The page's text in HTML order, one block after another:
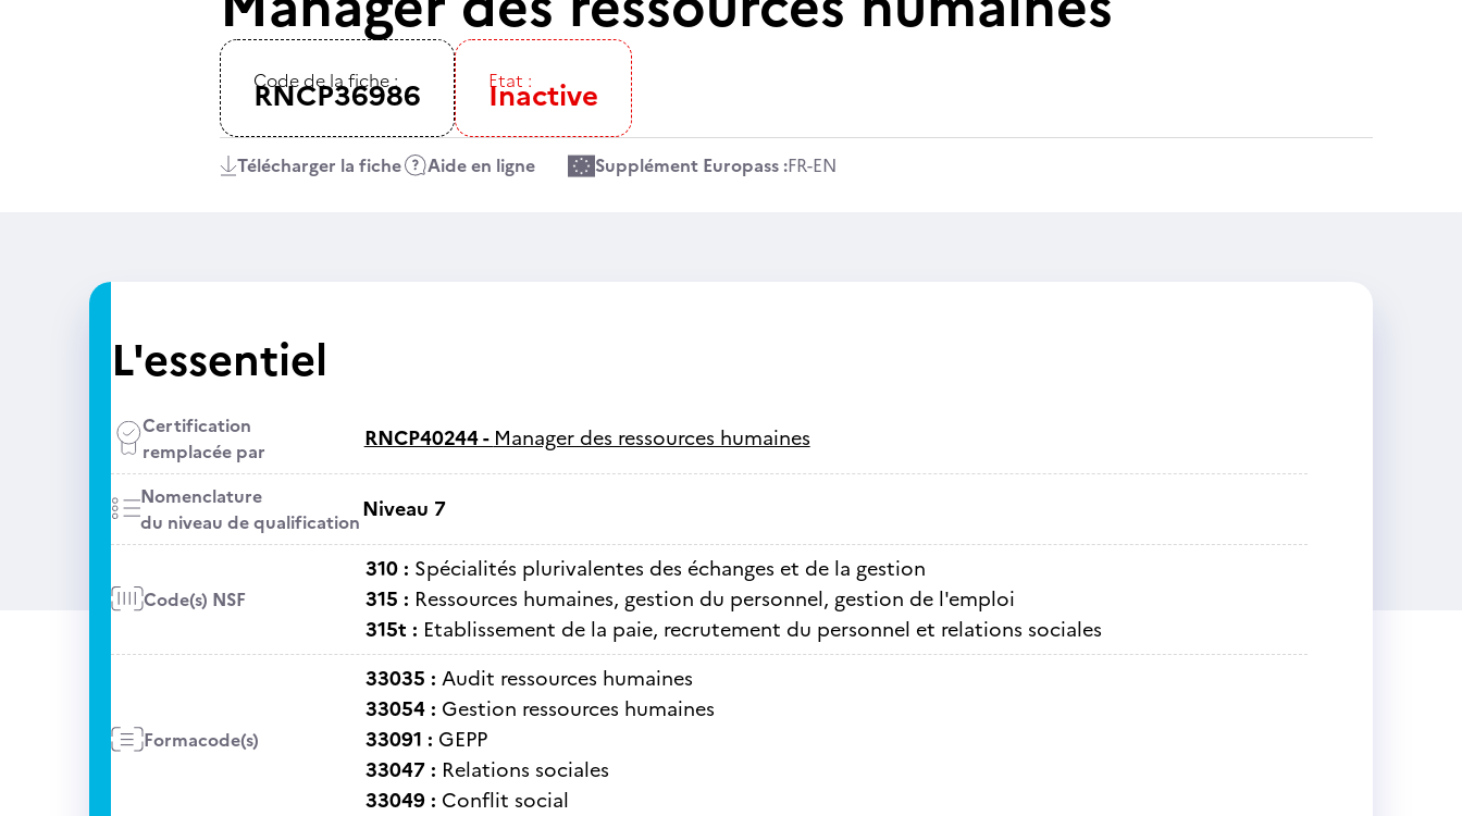
Code de la fiche :
RNCP36986 Etat :
Inactive
Télécharger la fiche Aide en ligne Supplément Europass :FR-EN
L'essentiel
Certification
remplacée par
RNCP40244 - Manager des ressources humaines
Nomenclature
du niveau de qualificationNiveau 7
Code(s) NSF
310 : Spécialités plurivalentes des échanges et de la gestion
315 : Ressources humaines, gestion du personnel, gestion de l'emploi
315t : Etablissement de la paie, recrutement du personnel et relations sociales
Formacode(s)
33035 : Audit ressources humaines
33054 : Gestion ressources humaines
33091 : GEPP
33047 : Relations sociales
33049 : Conflit social